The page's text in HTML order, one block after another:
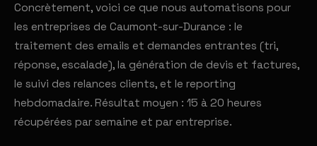
Concrètement, voici ce que nous automatisons pour
les entreprises de Caumont-sur-Durance : le
traitement des emails et demandes entrantes (tri,
réponse, escalade), la génération de devis et factures,
le suivi des relances clients, et le reporting
hebdomadaire. Résultat moyen : 15 à 20 heures
récupérées par semaine et par entreprise.